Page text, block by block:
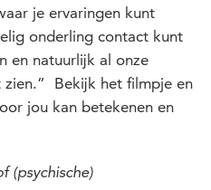
je ervaringen kunt
onderling contact kunt
en natuurlijk al onze
zien.” Bekijk het filmpje en
jou kan betekenen en
(psychische)